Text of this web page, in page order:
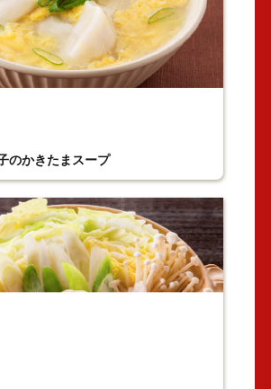
のかきたまスープ